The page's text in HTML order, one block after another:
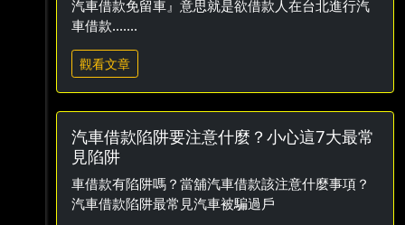
汽車借款免留車』意思就是欲借款人在台北進行汽
車借款.......
觀看文章
汽車借款陷阱要注意什麼？小心這7大最常
見陷阱
車借款有陷阱嗎？當舖汽車借款該注意什麼事項？
汽車借款陷阱最常見汽車被騙過戶